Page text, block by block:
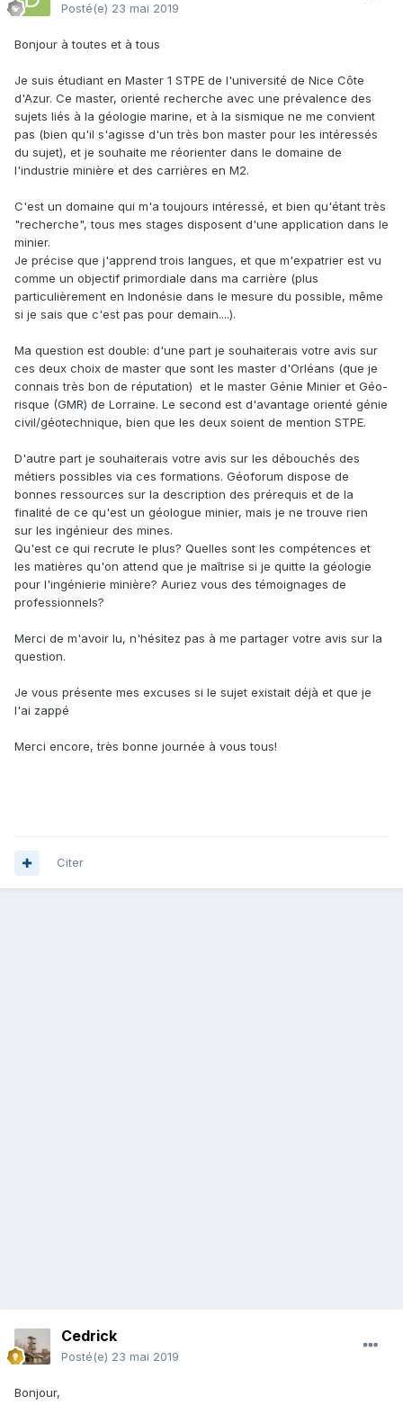
Posté(e) 23 mai 2019
Bonjour à toutes et à tous
Je suis étudiant en Master 1 STPE de l'université de Nice Côte
d'Azur. Ce master, orienté recherche avec une prévalence des
sujets liés à la géologie marine, et à la sismique ne me convient
pas (bien qu'il s'agisse d'un très bon master pour les intéressés
du sujet), et je souhaite me réorienter dans le domaine de
l'industrie minière et des carrières en M2.
C'est un domaine qui m'a toujours intéressé, et bien qu'étant très
"recherche", tous mes stages disposent d'une application dans le
minier.
Je précise que j'apprend trois langues, et que m'expatrier est vu
comme un objectif primordiale dans ma carrière (plus
particulièrement en Indonésie dans le mesure du possible, même
si je sais que c'est pas pour demain....).
Ma question est double: d'une part je souhaiterais votre avis sur
ces deux choix de master que sont les master d'Orléans (que je
connais très bon de réputation) et le master Génie Minier et Géo-
risque (GMR) de Lorraine. Le second est d'avantage orienté génie
civil/géotechnique, bien que les deux soient de mention STPE.
D'autre part je souhaiterais votre avis sur les débouchés des
métiers possibles via ces formations. Géoforum dispose de
bonnes ressources sur la description des prérequis et de la
finalité de ce qu'est un géologue minier, mais je ne trouve rien
sur les ingénieur des mines.
Qu'est ce qui recrute le plus? Quelles sont les compétences et
les matières qu'on attend que je maîtrise si je quitte la géologie
pour l'ingénierie minière? Auriez vous des témoignages de
professionnels?
Merci de m'avoir lu, n'hésitez pas à me partager votre avis sur la
question.
Je vous présente mes excuses si le sujet existait déjà et que je
l'ai zappé
Merci encore, très bonne journée à vous tous!
Citer
Cedrick
Posté(e) 23 mai 2019
Bonjour,